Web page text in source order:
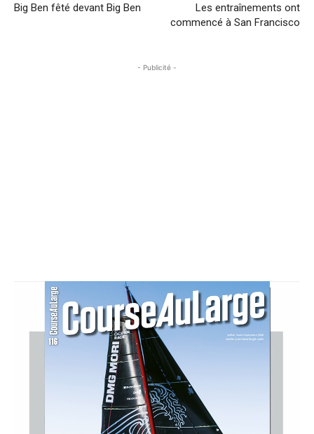
Big Ben fêté devant Big Ben
Les entraînements ont
commencé à San Francisco
- Publicité -